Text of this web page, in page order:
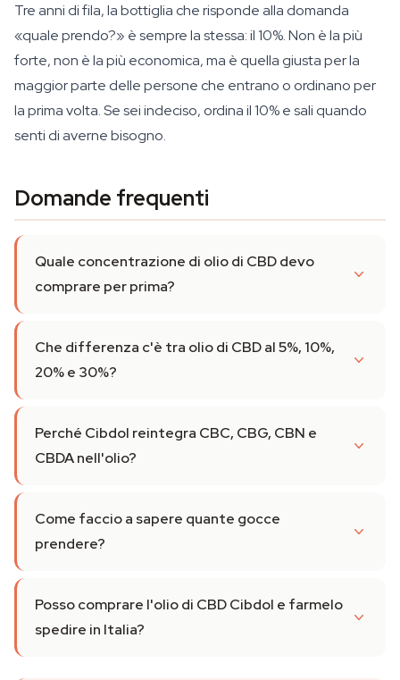
Tre anni di fila, la bottiglia che risponde alla domanda
«quale prendo?» è sempre la stessa: il 10%. Non è la più
forte, non è la più economica, ma è quella giusta per la
maggior parte delle persone che entrano o ordinano per
la prima volta. Se sei indeciso, ordina il 10% e sali quando
senti di averne bisogno.
Domande frequenti
Quale concentrazione di olio di CBD devo
comprare per prima?
Che differenza c'è tra olio di CBD al 5%, 10%,
20% e 30%?
Perché Cibdol reintegra CBC, CBG, CBN e
CBDA nell'olio?
Come faccio a sapere quante gocce
prendere?
Posso comprare l'olio di CBD Cibdol e farmelo
spedire in Italia?